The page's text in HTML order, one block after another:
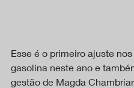
Esse é o primeiro ajuste
gasolina neste ano e
gestão de Magda